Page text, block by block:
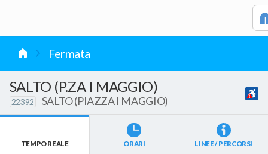
Fermata
SALTO (P.ZA I MAGGIO)
22392 SALTO (PIAZZA I MAGGIO)
TEMPO REALE ORARI LINEE / PERCORSI